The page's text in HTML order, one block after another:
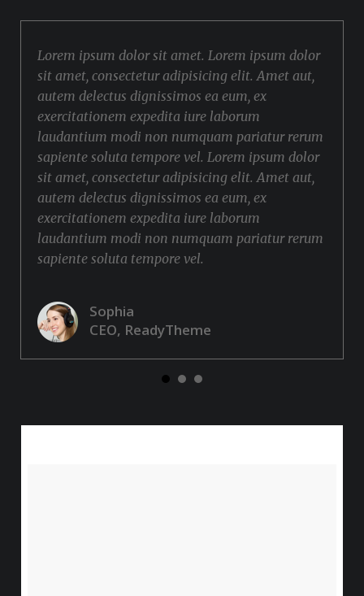
Lorem ipsum dolor sit amet. Lorem ipsum dolor
sit amet, consectetur adipisicing elit. Amet aut,
autem delectus dignissimos ea eum, ex
exercitationem expedita iure laborum
laudantium modi non numquam pariatur rerum
sapiente soluta tempore vel. Lorem ipsum dolor
sit amet, consectetur adipisicing elit. Amet aut,
autem delectus dignissimos ea eum, ex
exercitationem expedita iure laborum
laudantium modi non numquam pariatur rerum
sapiente soluta tempore vel.
Sophia
CEO, ReadyTheme